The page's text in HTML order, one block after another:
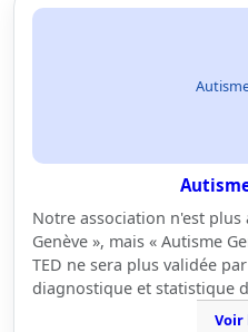
Notre association n'est plus
Genève », mais « Autisme
TED ne sera plus validée
diagnostique et statistique
Voir